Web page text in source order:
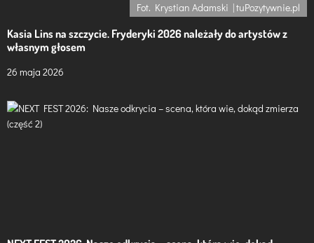
Fot. Krystian Adamski | tuPozytywnie.pl
Kasia Lins na szczycie. Fryderyki 2026 należały do artystów z
własnym głosem
26 maja 2026